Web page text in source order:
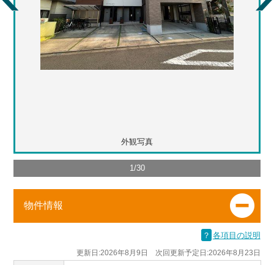
外観写真
1/30
物件情報
？ 各項目の説明
更新日:2026年8月9日 次回更新予定日:2026年8月23日